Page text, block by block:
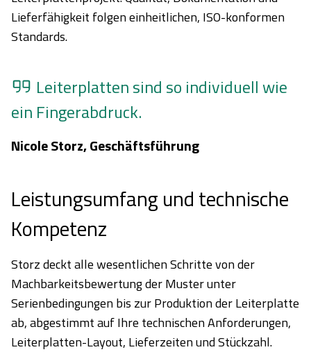
Lieferfähigkeit folgen einheitlichen, ISO-konformen
Standards.
Leiterplatten sind so individuell wie
ein Fingerabdruck.
Nicole Storz, Geschäftsführung
Leistungsumfang und technische
Kompetenz
Storz deckt alle wesentlichen Schritte von der
Machbarkeitsbewertung der Muster unter
Serienbedingungen bis zur Produktion der Leiterplatte
ab, abgestimmt auf Ihre technischen Anforderungen,
Leiterplatten-Layout, Lieferzeiten und Stückzahl.